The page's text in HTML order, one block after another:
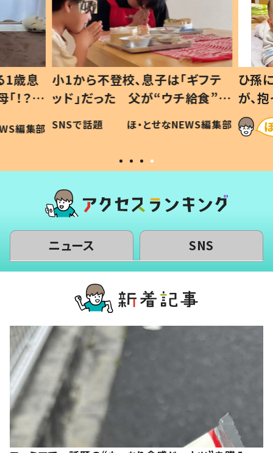
歳息
？」
編集部
小1から不登校、息子は「ギフテ
ッド」だった 父が“ウチ給食”を
作り続ける理由とは #令和の親
#令和の子
SNSで話題 ほ・とせなNEWS編集部
ひ孫
が、
「涙
い」
ニュース SNS